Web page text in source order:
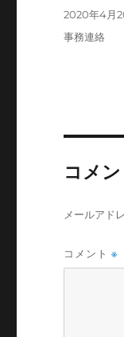
投
稿
2020年4月
カ
事務連絡
コメ
メールアド
コメント※